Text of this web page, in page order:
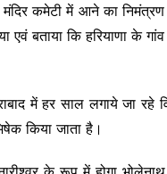
कमेटी में आने का
एवं बताया कि हरियाणा के
में हर साल लगाये जा रहे
किया जाता है।